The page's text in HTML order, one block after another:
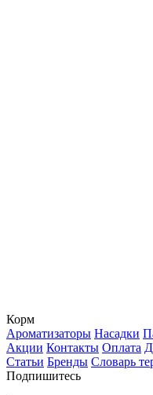
Корм
Ароматизаторы Насадки
Акции Контакты Оплата
Статьи Бренды Словарь
Подпишитесь